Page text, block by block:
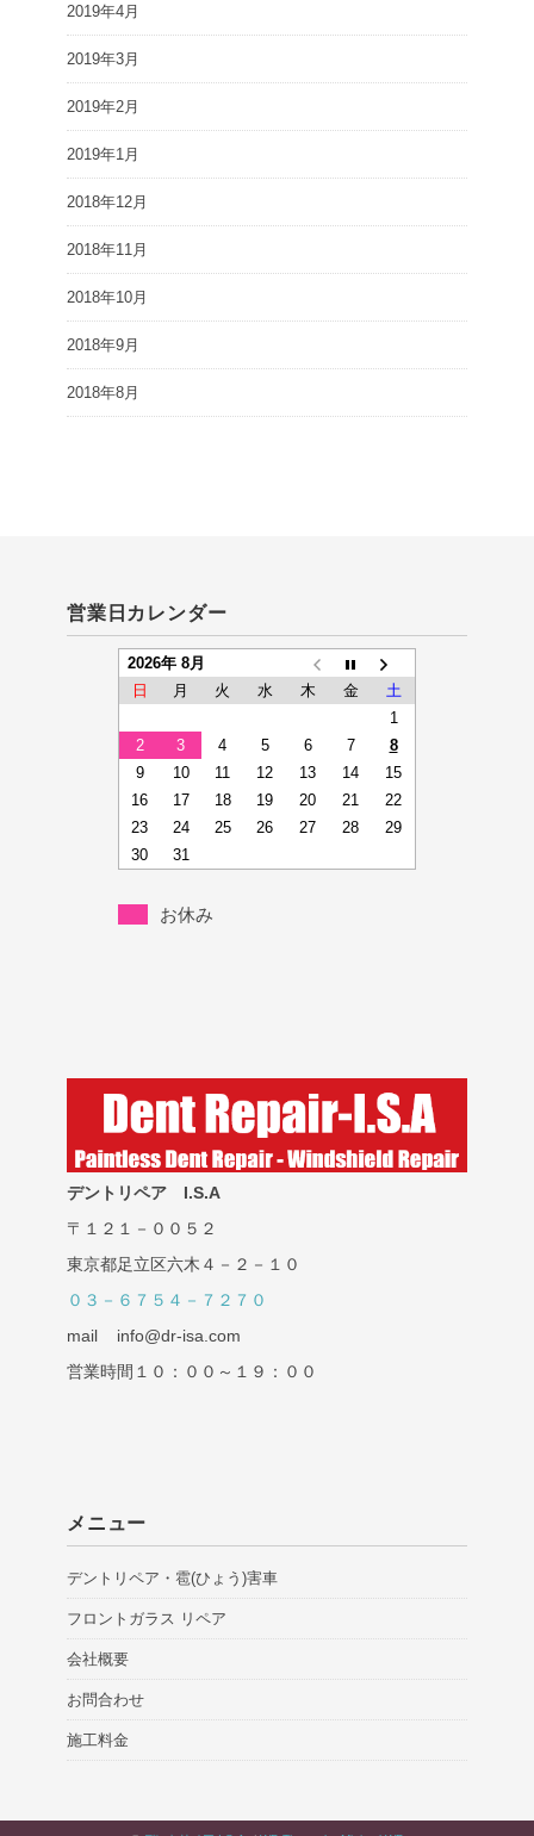
2019年4月
2019年3月
2019年2月
2019年1月
2018年12月
2018年11月
2018年10月
2018年9月
2018年8月
営業日カレンダー
2026年 8月
日
月 火 水 木 金
土
1
2
3 4 5 6 7
8
9
10 11 12 13 14
15
16
17 18 19 20 21
22
23
24 25 26 27 28
29
30
31
お休み
デントリペア I.S.A
〒１２１－００５２
東京都足立区六木４－２－１０
０３－６７５４－７２７０
mail info@dr-isa.com
営業時間１０：００～１９：００
メニュー
デントリペア・雹(ひょう)害車
フロントガラス リペア
会社概要
お問合わせ
施工料金